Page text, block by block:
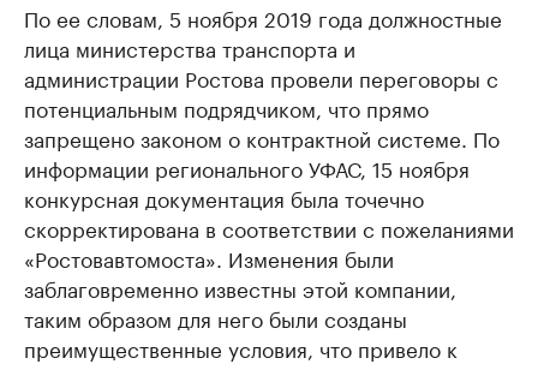
По ее словам, 5 ноября 2019 года должностные
лица министерства транспорта и
администрации Ростова провели переговоры с
потенциальным подрядчиком, что прямо
запрещено законом о контрактной системе. По
информации регионального УФАС, 15 ноября
конкурсная документация была точечно
скорректирована в соответствии с пожеланиями
«Ростовавтомоста». Изменения были
заблаговременно известны этой компании,
таким образом для него были созданы
преимущественные условия, что привело к